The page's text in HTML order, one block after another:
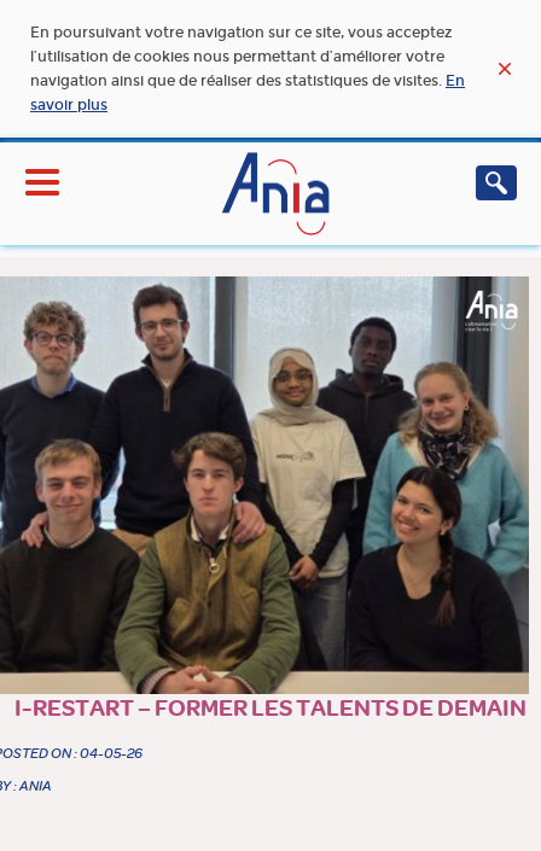
En poursuivant votre navigation sur ce site, vous acceptez
l’utilisation de cookies nous permettant d’améliorer votre
navigation ainsi que de réaliser des statistiques de visites. En
savoir plus
I-RESTART – FORMER LES TALENTS DE DEMAIN
ON : 04-05-26
: ANIA